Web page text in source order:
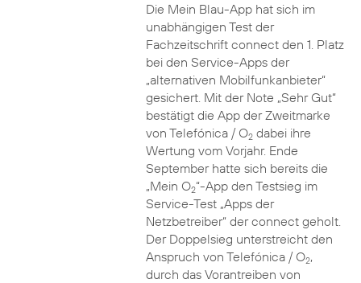
Die Mein Blau-App hat sich im
unabhängigen Test der
Fachzeitschrift connect den 1. Platz
bei den Service-Apps der
„alternativen Mobilfunkanbieter“
gesichert. Mit der Note „Sehr Gut“
bestätigt die App der Zweitmarke
von Telefónica / O2dabei ihre
Wertung vom Vorjahr. Ende
September hatte sich bereits die
„Mein O2“-App den Testsieg im
Service-Test „Apps der
Netzbetreiber“ der connect geholt.
Der Doppelsieg unterstreicht den
Anspruch von Telefónica / O2,
durch das Vorantreiben von